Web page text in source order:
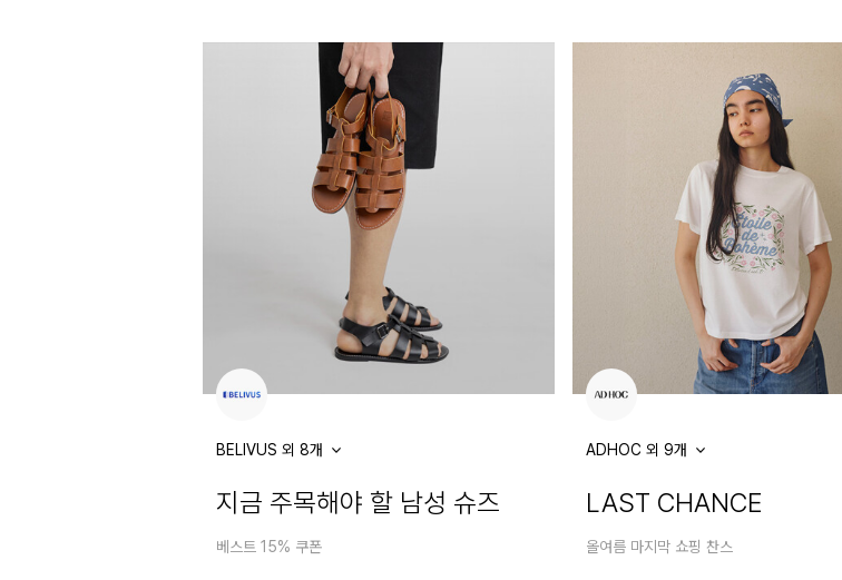
BELIVUS 외 8개
지금 주목해야 할 남성 슈즈
베스트 15% 쿠폰
ADHOC 외 9개
LAST CHANCE
올여름 마지막 쇼핑 찬스